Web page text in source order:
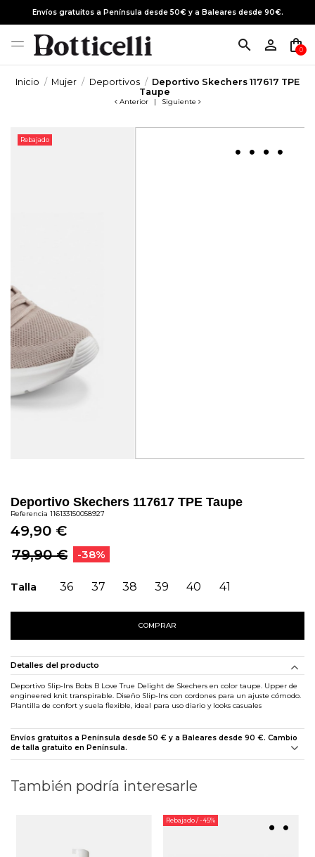
Envíos gratuitos a Península desde 50€ y a Baleares desde 90€.
search person_outline shopping_bag
0
Inicio Mujer Deportivos
Deportivo Skechers 117617 TPE
Taupe
Anterior | Siguiente
Rebajado
Deportivo Skechers 117617 TPE Taupe
Referencia 116133150058927
49,90 €
79,90 €
-38%
Talla 36 37 38 39 40 41
COMPRAR
Detalles del producto
Deportivo Slip-Ins Bobs B Love True Delight de Skechers en color taupe. Upper de
engineered knit transpirable. Diseño Slip-Ins con cordones para un ajuste cómodo.
Plantilla de confort y suela flexible, ideal para uso diario y looks casuales
Envíos gratuitos a Península desde 50 € y a Baleares desde 90 €. Cambio
de talla gratuito en Península.
También podría interesarle
Rebajado/ -45%